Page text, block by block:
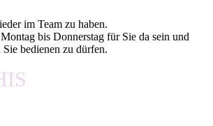
im Team zu haben.
bis Donnerstag für Sie da sein und
bedienen zu dürfen.